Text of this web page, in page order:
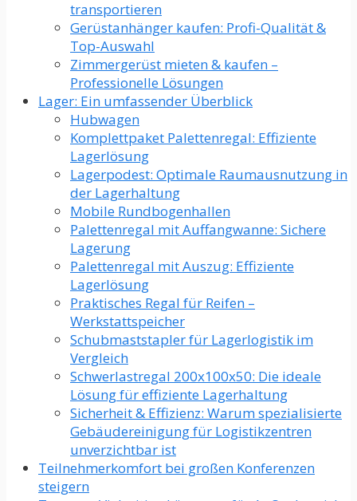
transportieren
Gerüstanhänger kaufen: Profi-Qualität &
Top-Auswahl
Zimmergerüst mieten & kaufen –
Professionelle Lösungen
Lager: Ein umfassender Überblick
Hubwagen
Komplettpaket Palettenregal: Effiziente
Lagerlösung
Lagerpodest: Optimale Raumausnutzung in
der Lagerhaltung
Mobile Rundbogenhallen
Palettenregal mit Auffangwanne: Sichere
Lagerung
Palettenregal mit Auszug: Effiziente
Lagerlösung
Praktisches Regal für Reifen –
Werkstattspeicher
Schubmaststapler für Lagerlogistik im
Vergleich
Schwerlastregal 200x100x50: Die ideale
Lösung für effiziente Lagerhaltung
Sicherheit & Effizienz: Warum spezialisierte
Gebäudereinigung für Logistikzentren
unverzichtbar ist
Teilnehmerkomfort bei großen Konferenzen
steigern